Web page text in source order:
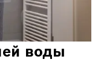
воды